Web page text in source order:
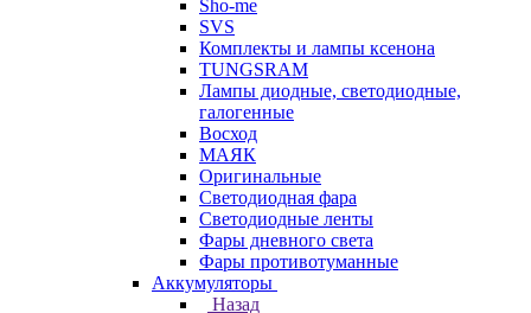
Sho-me
SVS
Комплекты и лампы ксенона
TUNGSRAM
Лампы диодные, светодиодные,
галогенные
Восход
МАЯК
Оригинальные
Светодиодная фара
Светодиодные ленты
Фары дневного света
Фары противотуманные
Аккумуляторы
Назад